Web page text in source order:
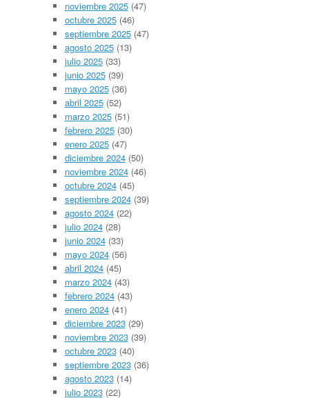
noviembre 2025(47)
octubre 2025(46)
septiembre 2025(47)
agosto 2025(13)
julio 2025(33)
junio 2025(39)
mayo 2025(36)
abril 2025(52)
marzo 2025(51)
febrero 2025(30)
enero 2025(47)
diciembre 2024(50)
noviembre 2024(46)
octubre 2024(45)
septiembre 2024(39)
agosto 2024(22)
julio 2024(28)
junio 2024(33)
mayo 2024(56)
abril 2024(45)
marzo 2024(43)
febrero 2024(43)
enero 2024(41)
diciembre 2023(29)
noviembre 2023(39)
octubre 2023(40)
septiembre 2023(36)
agosto 2023(14)
julio 2023(22)